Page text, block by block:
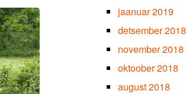
jaanuar 2019
detsember 2018
november 2018
oktoober 2018
august 2018